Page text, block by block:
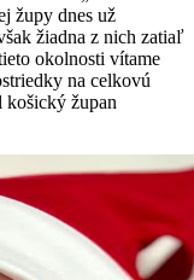
župy dnes už
žiadna z nich zatiaľ
okolnosti vítame
na celkovú
košický župan